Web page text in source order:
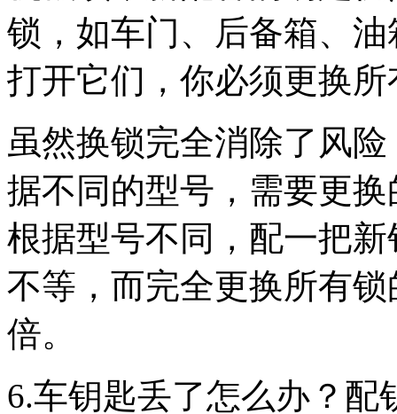
锁，如车门、后备箱、
打开它们，你必须更换
虽然换锁完全消除了风
据不同的型号，需要更
根据型号不同，配一把
不等，而完全更换所有
倍。
6.车钥匙丢了怎么办？配